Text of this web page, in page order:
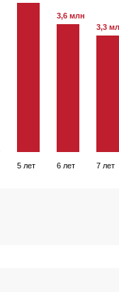
5 лет
3,6 млн
6 лет
3,3
7 лет